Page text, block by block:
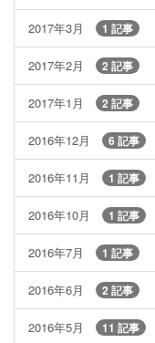
2017年3月 1 記事
2017年2月 2 記事
2017年1月 2 記事
2016年12月 6 記事
2016年11月 1 記事
2016年10月 1 記事
2016年7月 1 記事
2016年6月 2 記事
2016年5月 11 記事